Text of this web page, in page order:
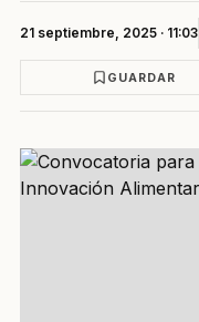
21 septiembre, 2025 · 11:03
GUARDAR